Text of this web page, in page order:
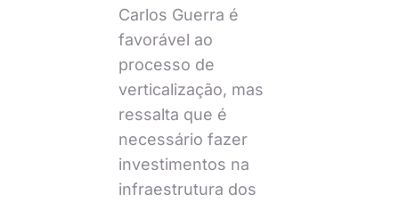
Carlos Guerra é
favorável ao
processo de
verticalização, mas
ressalta que é
necessário fazer
investimentos na
infraestrutura dos